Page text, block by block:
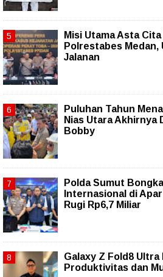
Misi Utama Asta
Polrestabes Medan,
Jalanan
Puluhan Tahun
Nias Utara Akhirnya
Bobby
Polda Sumut
Internasional di
Rugi Rp6,7 Miliar
Galaxy Z Fold8
Produktivitas dan